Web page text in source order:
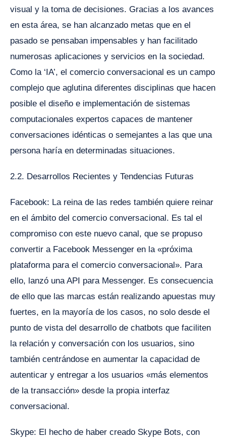
visual y la toma de decisiones. Gracias a los avances
en esta área, se han alcanzado metas que en el
pasado se pensaban impensables y han facilitado
numerosas aplicaciones y servicios en la sociedad.
Como la ‘IA’, el comercio conversacional es un campo
complejo que aglutina diferentes disciplinas que hacen
posible el diseño e implementación de sistemas
computacionales expertos capaces de mantener
conversaciones idénticas o semejantes a las que una
persona haría en determinadas situaciones.
2.2. Desarrollos Recientes y Tendencias Futuras
Facebook: La reina de las redes también quiere reinar
en el ámbito del comercio conversacional. Es tal el
compromiso con este nuevo canal, que se propuso
convertir a Facebook Messenger en la «próxima
plataforma para el comercio conversacional». Para
ello, lanzó una API para Messenger. Es consecuencia
de ello que las marcas están realizando apuestas muy
fuertes, en la mayoría de los casos, no solo desde el
punto de vista del desarrollo de chatbots que faciliten
la relación y conversación con los usuarios, sino
también centrándose en aumentar la capacidad de
autenticar y entregar a los usuarios «más elementos
de la transacción» desde la propia interfaz
conversacional.
Skype: El hecho de haber creado Skype Bots, con